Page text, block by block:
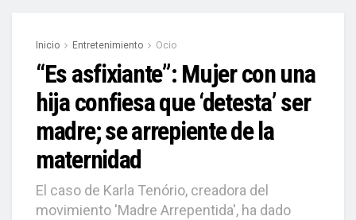
Inicio Entretenimiento Ocio
“Es asfixiante”: Mujer con una
hija confiesa que ‘detesta’ ser
madre; se arrepiente de la
maternidad
El caso de Karla Tenório, creadora del
movimiento 'Madre Arrepentida', ha dado